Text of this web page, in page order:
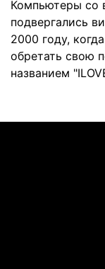
Компьютеры со
подвергались
2000 году,
обретать свою
названием